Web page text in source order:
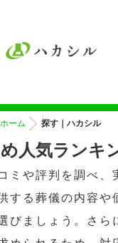
ホーム 探す｜ハカシル
人気ランキ
ミや評判を調べ、
する葬儀の内容や
びましょう。さら